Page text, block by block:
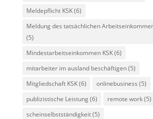
Meldepflicht KSK(6)
Meldung des tatsächlichen
(5)
Mindestarbeitseinkommen KSK(6)
mitarbeiter im ausland beschäftigen(5)
Mitgliedschaft KSK(6) onlinebusiness (5)
publizistische Leistung(6) remote work(5)
scheinselbstständigkeit(5)